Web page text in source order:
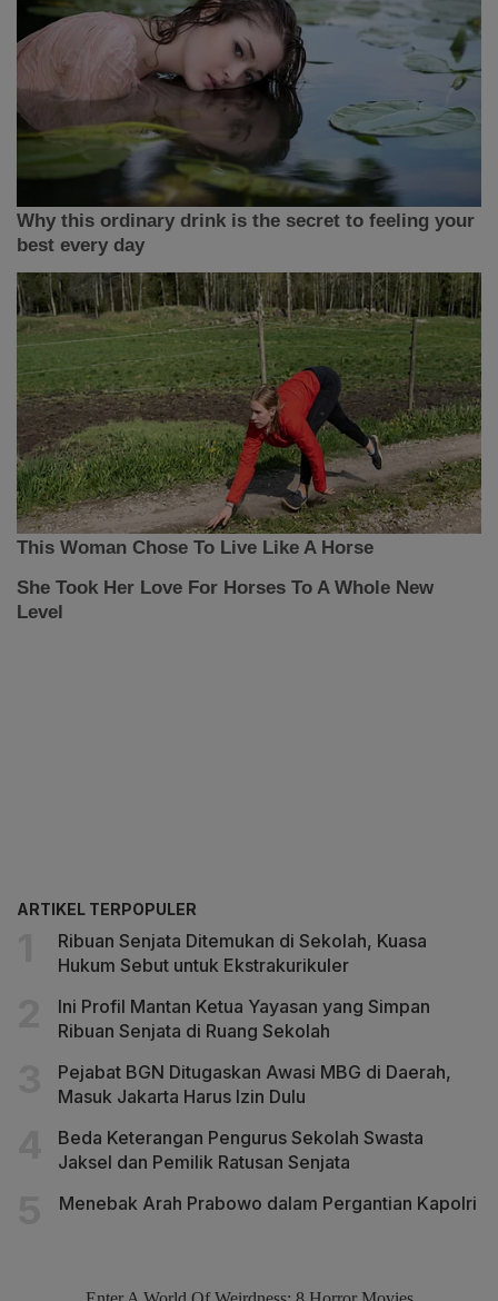
ARTIKEL TERPOPULER
Ribuan Senjata Ditemukan di Sekolah, Kuasa
Hukum Sebut untuk Ekstrakurikuler
Ini Profil Mantan Ketua Yayasan yang Simpan
Ribuan Senjata di Ruang Sekolah
Pejabat BGN Ditugaskan Awasi MBG di Daerah,
Masuk Jakarta Harus Izin Dulu
Beda Keterangan Pengurus Sekolah Swasta
Jaksel dan Pemilik Ratusan Senjata
Menebak Arah Prabowo dalam Pergantian Kapolri